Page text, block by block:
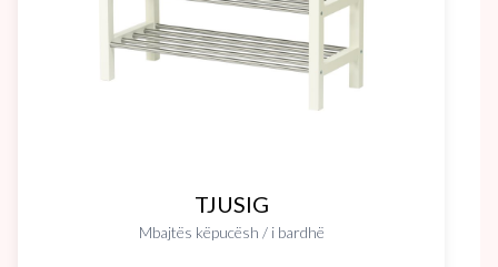
TJUSIG
Mbajtës këpucësh / i bardhë